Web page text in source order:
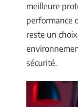
meilleure
performance
reste un
sécurité.